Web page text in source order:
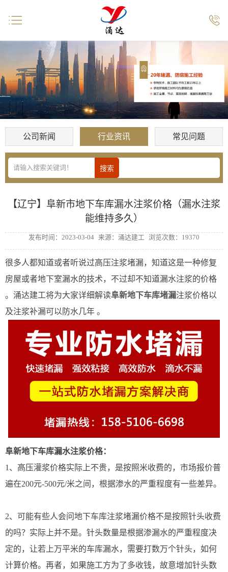
公司新闻 行业资讯 常见问题
【辽宁】阜新市地下车库漏水注浆价格（漏水注浆
能维持多久）
发布时间：2023-03-04 来源：涌达建工 浏览次数：19370
很多人都知道或者听说过高压注浆堵漏，知道这是一种修复
房屋或者地下室漏水的技术，不过却不知道漏水注浆的价格
。涌达建工将为大家详细解读阜新地下车库堵漏注浆价格以
及注浆补漏可以防水几年 。
阜新地下车库漏水注浆价格：
1、高压灌浆价格实际上不贵，是按照米收费的，市场报价普
遍在200元-500元/米之间，根据渗水的严重程度有一些差异。
2、可能有些人会问地下车库注浆堵漏价格不是按照针头收费
的吗？实际上并不是。针头数量是根据渗漏水的严重程度决
定的，让若上万平米的车库漏水，需要打数万个针头，如何
计算价格。再者，如果施工方为了多收钱，故意增加针头数
 